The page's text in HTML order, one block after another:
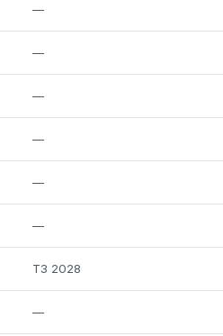
—
—
—
—
—
—
T3 2028
—